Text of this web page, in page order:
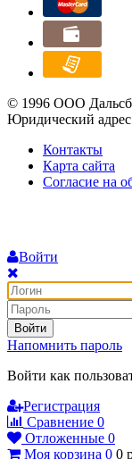
© 1996 ООО
Юридический адрес
Контакты
Карта сайта
Согласие на
Войти
Войти
Напомнить пароль
Войти как
Регистрация
Сравнение 0
Отложенные 0
Моя корзина 0 0